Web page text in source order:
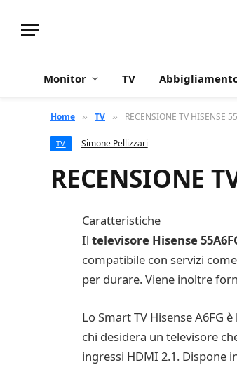
Monitor TV
Home » TV » RECENSIONE TV HISENSE
TV Simone Pellizzari
RECENSIONE
Caratteristiche
Il televisore Hisense
compatibile con servizi
per durare. Viene inoltre
Lo Smart TV Hisense A6FG
chi desidera un televisore
ingressi HDMI 2.1. Dispone